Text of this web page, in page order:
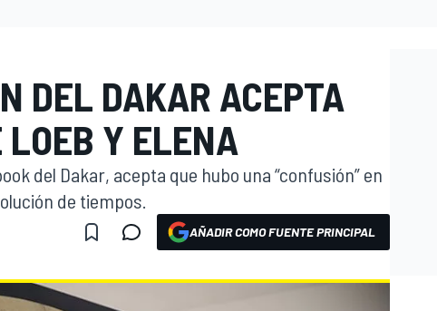
DEL DAKAR ACEPTA
Y ELENA
del Dakar, acepta que hubo una “confusión” en
de tiempos.
AÑADIR COMO FUENTE PRINCIPAL